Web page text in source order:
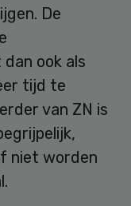
De
ook als
tijd te
van ZN is
niet worden